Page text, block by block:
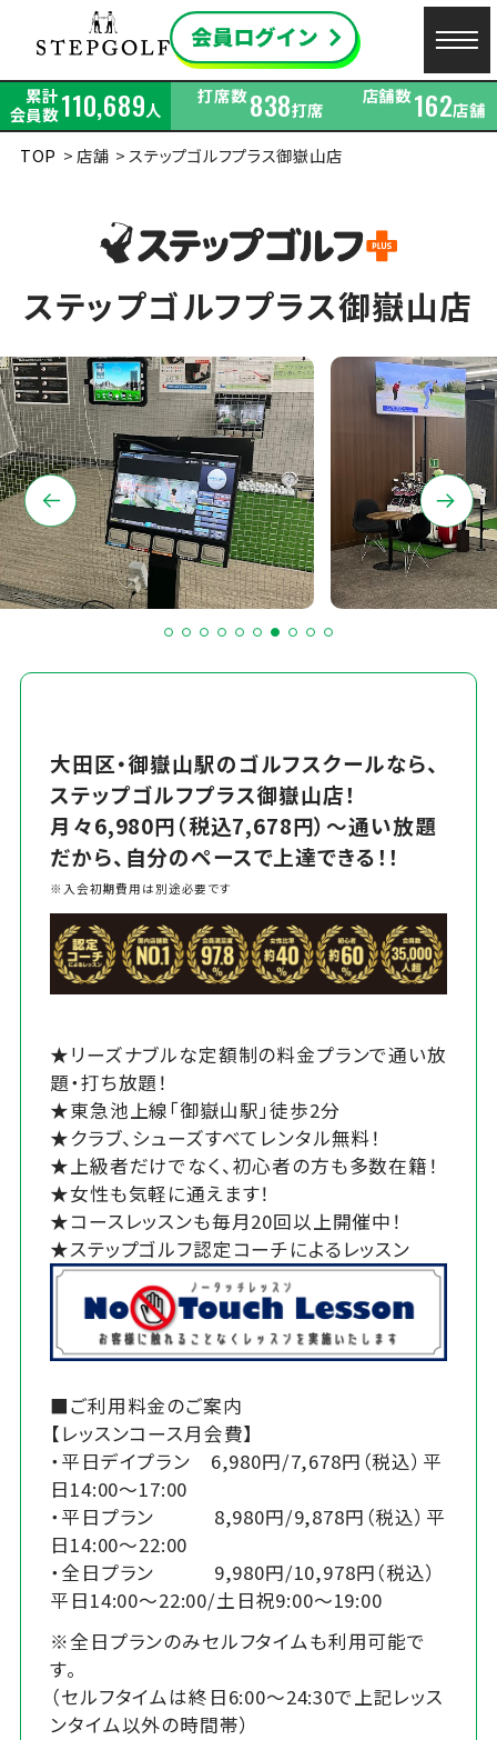
累計
会員数110,689人
打席数838打席
店舗数162店舗
TOP
店舗 ステップゴルフプラス御嶽山店
ステップゴルフプラス御嶽山店
大田区・御嶽山駅のゴルフスクールなら、
ステップゴルフプラス御嶽山店！
月々6,980円（税込7,678円）～通い放題
だから、自分のペースで上達できる！！
※入会初期費用は別途必要です
★リーズナブルな定額制の料金プランで通い放
題・打ち放題！
★東急池上線「御嶽山駅」徒歩2分
★クラブ、シューズすべてレンタル無料！
★上級者だけでなく、初心者の方も多数在籍！
★女性も気軽に通えます！
★コースレッスンも毎月20回以上開催中！
★ステップゴルフ認定コーチによるレッスン
■ご利用料金のご案内
【レッスンコース月会費】
・平日デイプラン 6,980円/7,678円（税込）平
日14:00～17:00
・平日プラン 8,980円/9,878円（税込）平
日14:00～22:00
・全日プラン 9,980円/10,978円（税込）
平日14:00～22:00/土日祝9:00～19:00
※全日プランのみセルフタイムも利用可能で
す。
（セルフタイムは終日6:00～24:30で上記レッス
ンタイム以外の時間帯）